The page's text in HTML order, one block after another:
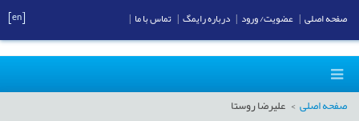
صفحه اصلی علیرضا روستا
صفحه اصلی عضویت/ ورود درباره رایمگ تماس با ما